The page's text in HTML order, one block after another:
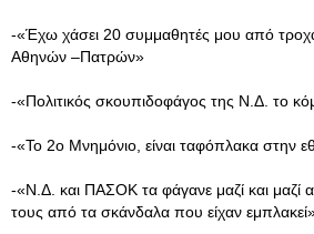
-«Έχω χάσει 20 συμμαθητές μου από
Αθηνών –Πατρών»
-«Πολιτικός σκουπιδοφάγος της Ν.Δ. το
-«Το 2ο Μνημόνιο, είναι ταφόπλακα στην
-«Ν.Δ. και ΠΑΣΟΚ τα φάγανε μαζί και μαζί
τους από τα σκάνδαλα που είχαν